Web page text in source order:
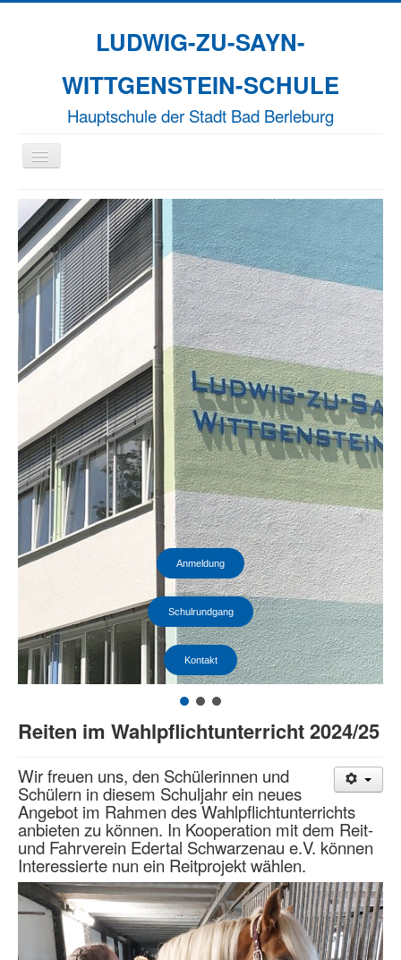
LUDWIG-ZU-SAYN-
WITTGENSTEIN-SCHULE
Hauptschule der Stadt Bad Berleburg
Navigation
an/aus
Aktuelles
Unsere Schule
Naturparkschule
Erasmus+
EFFORT-A
Termine
Anmeldung
Schulrundgang
Kontakt
Reiten im Wahlpflichtunterricht 2024/25
Wir freuen uns, den Schülerinnen und
Schülern in diesem Schuljahr ein neues
Angebot im Rahmen des Wahlpflichtunterrichts
anbieten zu können. In Kooperation mit dem Reit-
und Fahrverein Edertal Schwarzenau e.V. können
Interessierte nun ein Reitprojekt wählen.